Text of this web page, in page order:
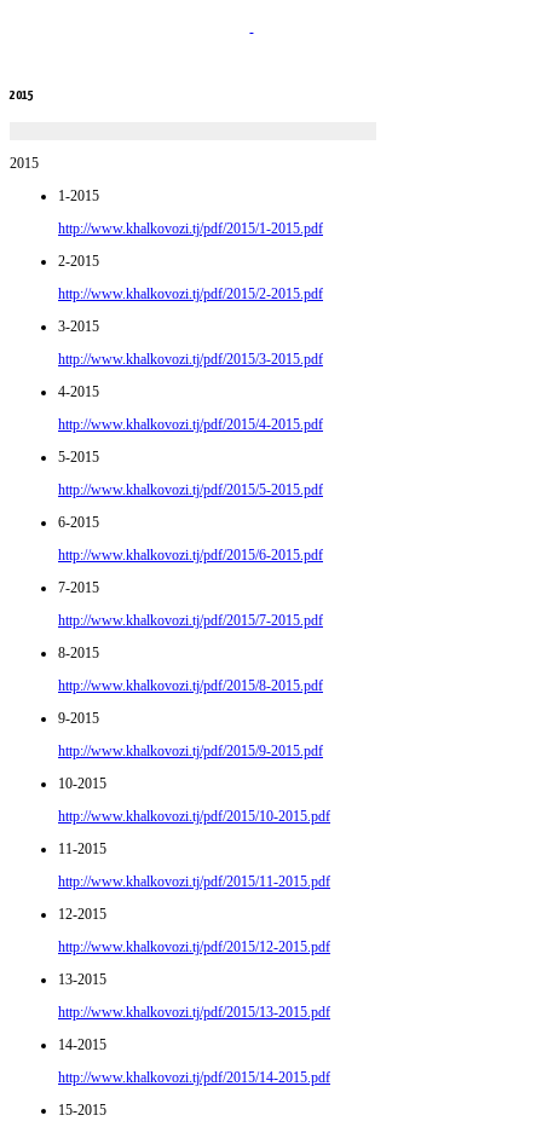
2015
2015
1-2015
http://www.khalkovozi.tj/pdf/2015/1-2015.pdf
2-2015
http://www.khalkovozi.tj/pdf/2015/2-2015.pdf
3-2015
http://www.khalkovozi.tj/pdf/2015/3-2015.pdf
4-2015
http://www.khalkovozi.tj/pdf/2015/4-2015.pdf
5-2015
http://www.khalkovozi.tj/pdf/2015/5-2015.pdf
6-2015
http://www.khalkovozi.tj/pdf/2015/6-2015.pdf
7-2015
http://www.khalkovozi.tj/pdf/2015/7-2015.pdf
8-2015
http://www.khalkovozi.tj/pdf/2015/8-2015.pdf
9-2015
http://www.khalkovozi.tj/pdf/2015/9-2015.pdf
10-2015
http://www.khalkovozi.tj/pdf/2015/10-2015.pdf
11-2015
http://www.khalkovozi.tj/pdf/2015/11-2015.pdf
12-2015
http://www.khalkovozi.tj/pdf/2015/12-2015.pdf
13-2015
http://www.khalkovozi.tj/pdf/2015/13-2015.pdf
14-2015
http://www.khalkovozi.tj/pdf/2015/14-2015.pdf
15-2015